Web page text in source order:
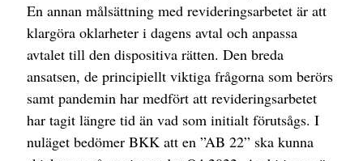
En annan målsättning med revideringsarbetet är att
klargöra oklarheter i dagens avtal och anpassa
avtalet till den dispositiva rätten. Den breda
ansatsen, de principiellt viktiga frågorna som berörs
samt pandemin har medfört att revideringsarbetet
har tagit längre tid än vad som initialt förutsågs. I
nuläget bedömer BKK att en ”AB 22” ska kunna